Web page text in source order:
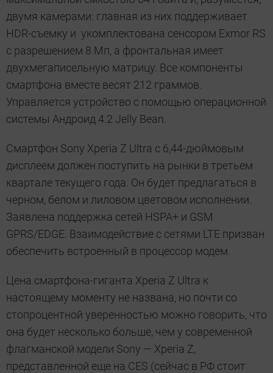
двумя камерами: главная из них поддерживает
HDR-съемку и укомплектована сенсором Exmor RS
с разрешением 8 Мп, а фронтальная имеет
двухмегаписельную матрицу. Все компоненты
смартфона вместе весят 212 граммов.
Управляется устройство с помощью операционной
системы Андроид 4.2 Jelly Bean.
Смартфон Sony Xperia Z Ultra с 6,44-дюймовым
дисплеем должен поступить на рынки в третьем
квартале текущего года. Он будет предлагаться в
черном, белом и лиловом цветовом исполнении.
Заявлена поддержка сетей HSPA+ и GSM
GPRS/EDGE. Взаимодействие с сетями LTE призван
обеспечить встроенный в процессор модем.
Цена смартфона-гиганта Xperia Z Ultra к
настоящему моменту не названа, но почти со
стопроцентной уверенностью можно говорить, что
она будет несколько больше, чем у современной
флагманской модели Sony — Xperia Z,
представленной еще на CES (сейчас в РФ стоит